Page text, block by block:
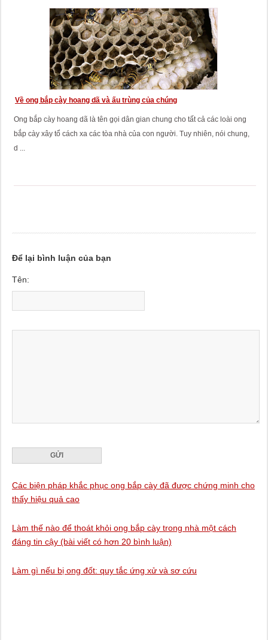
Về ong bắp cày hoang dã và ấu trùng của chúng
Ong bắp cày hoang dã là tên gọi dân gian chung cho tất cả các loài ong
bắp cày xây tổ cách xa các tòa nhà của con người. Tuy nhiên, nói chung,
d ...
Để lại bình luận của bạn
Tên:
Các biện pháp khắc phục ong bắp cày đã được chứng minh cho
thấy hiệu quả cao
Làm thế nào để thoát khỏi ong bắp cày trong nhà một cách
đáng tin cậy (bài viết có hơn 20 bình luận)
Làm gì nếu bị ong đốt: quy tắc ứng xử và sơ cứu